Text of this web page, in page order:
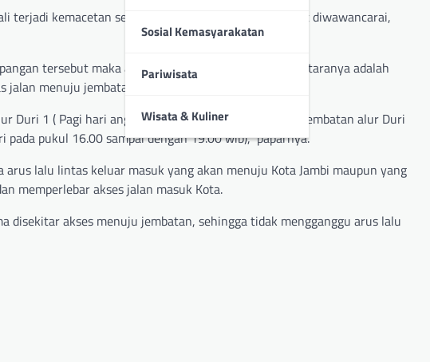
Sosial Kemasyarakatan
Pariwisata
Wisata & Kuliner
terjadi kemacetan serta antrian panjang,” ujarnya saat diwawancarai,
tersebut maka akan diambil beberapa upaya diantaranya adalah
menuju jembatan.
Duri 1 ( Pagi hari angkutan barang dilarang melintas jembatan alur Duri
pukul 16.00 sampai dengan 19.00 wib),” paparnya.
lalu lintas keluar masuk yang akan menuju Kota Jambi maupun yang
memperlebar akses jalan masuk Kota.
disekitar akses menuju jembatan, sehingga tidak mengganggu arus lalu